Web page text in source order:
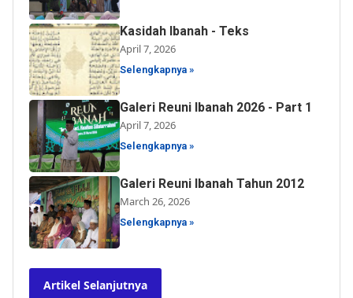
Kasidah Ibanah - Teks
April 7, 2026
Selengkapnya »
Galeri Reuni Ibanah 2026 - Part 1
April 7, 2026
Selengkapnya »
Galeri Reuni Ibanah Tahun 2012
March 26, 2026
Selengkapnya »
Artikel Selanjutnya